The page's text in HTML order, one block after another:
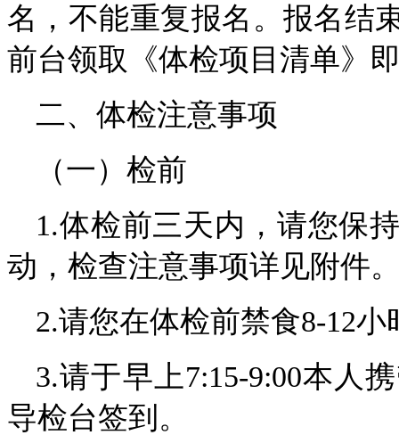
名，不能重复报名。报名结
前台领取《体检项目清单》
二、体检注意事项
（一）检前
1.体检前三天内，请您保
动，检查注意事项详见附件
2.请您在体检前禁食8-12小
3.请于早上7:15-9:00本人
导检台签到。